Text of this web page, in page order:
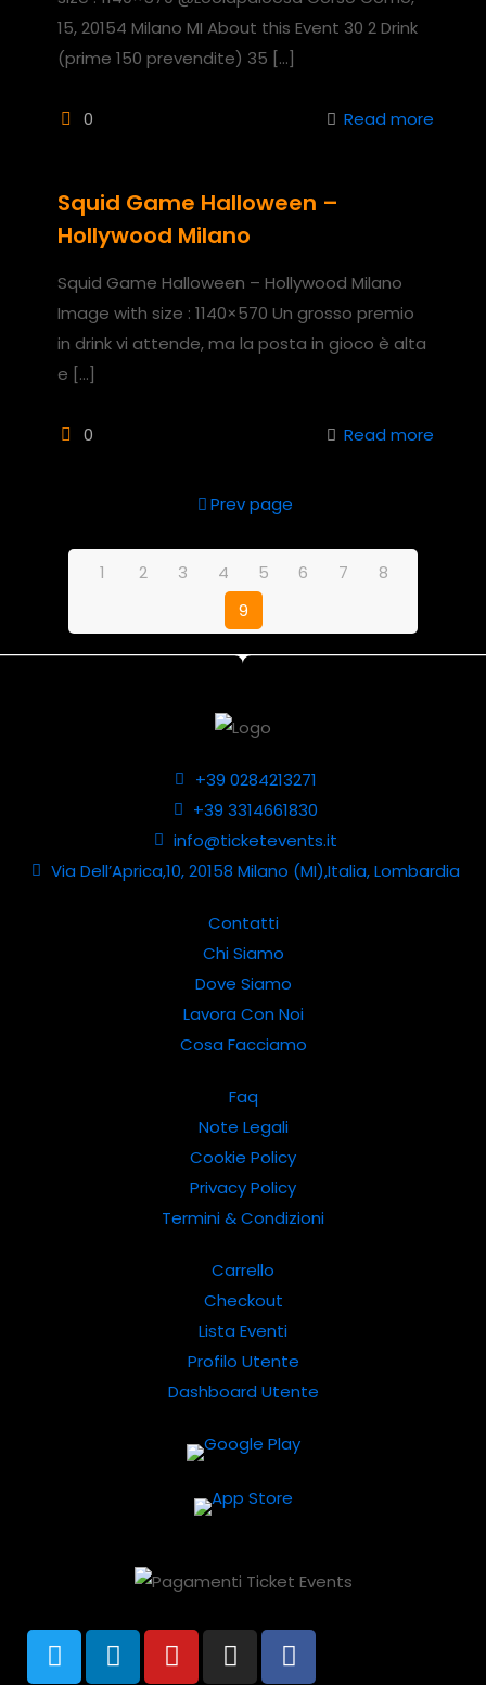
15, 20154 Milano MI About this Event 30 2 Drink
(prime 150 prevendite) 35 […]
0 Read more
Squid Game Halloween –
Hollywood Milano
Squid Game Halloween – Hollywood Milano
Image with size : 1140×570 Un grosso premio
in drink vi attende, ma la posta in gioco è alta
e […]
0 Read more
Prev page
1 2 3 4 5 6 7
8
9
+39 0284213271
+39 3314661830
info@ticketevents.it
Via Dell’Aprica,10, 20158 Milano (MI),Italia, Lombardia
Contatti
Chi Siamo
Dove Siamo
Lavora Con Noi
Cosa Facciamo
Faq
Note Legali
Cookie Policy
Privacy Policy
Termini & Condizioni
Carrello
Checkout
Lista Eventi
Profilo Utente
Dashboard Utente